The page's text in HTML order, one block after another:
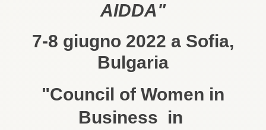
AIDDA"
7-8 giugno 2022 a Sofia,
Bulgaria
"Council of Women in
Business in